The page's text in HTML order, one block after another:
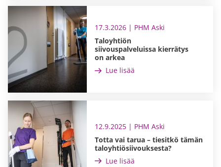
17.3.2026 | PHM Aski
Taloyhtiön
siivouspalveluissa kierrätys
on arkea
Lue lisää
12.9.2025 | PHM Aski
Totta vai tarua – tiesitkö tämän
taloyhtiösiivouksesta?
Lue lisää